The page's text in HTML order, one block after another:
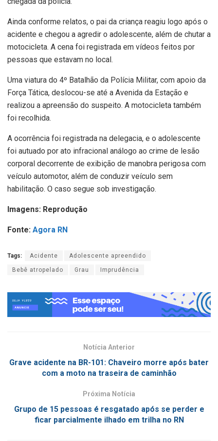
Ainda conforme relatos, o pai da criança reagiu logo após o
acidente e chegou a agredir o adolescente, além de chutar a
motocicleta. A cena foi registrada em vídeos feitos por
pessoas que estavam no local.
Uma viatura do 4º Batalhão da Polícia Militar, com apoio da
Força Tática, deslocou-se até a Avenida da Estação e
realizou a apreensão do suspeito. A motocicleta também
foi recolhida.
A ocorrência foi registrada na delegacia, e o adolescente
foi autuado por ato infracional análogo ao crime de lesão
corporal decorrente de exibição de manobra perigosa com
veículo automotor, além de conduzir veículo sem
habilitação. O caso segue sob investigação.
Imagens: Reprodução
Fonte: Agora RN
Tags: Acidente Adolescente apreendido
Bebê atropelado Grau Imprudência
Notícia Anterior
Grave acidente na BR-101: Chaveiro morre após bater
com a moto na traseira de caminhão
Próxima Notícia
Grupo de 15 pessoas é resgatado após se perder e
ficar parcialmente ilhado em trilha no RN